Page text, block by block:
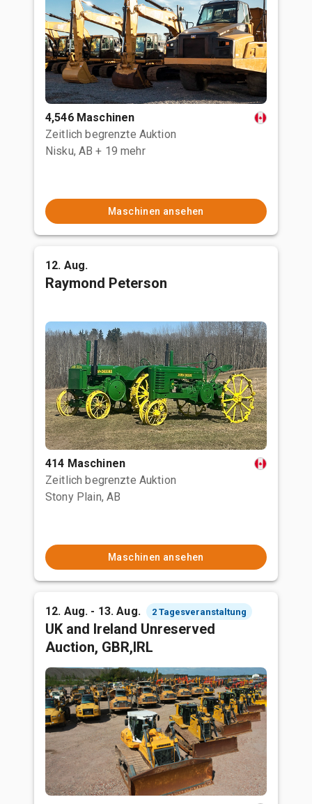
4,546 Maschinen
Zeitlich begrenzte Auktion
Nisku, AB + 19 mehr
Maschinen ansehen
12. Aug.
Raymond Peterson
414 Maschinen
Zeitlich begrenzte Auktion
Stony Plain, AB
Maschinen ansehen
12. Aug. - 13. Aug. 2 Tagesveranstaltung
UK and Ireland Unreserved
Auction, GBR,IRL